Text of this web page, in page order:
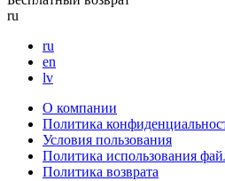
ru
ru
en
lv
О компании
Политика
Условия пользования
Политика использования
Политика возврата